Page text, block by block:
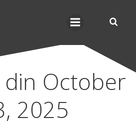
October
2025